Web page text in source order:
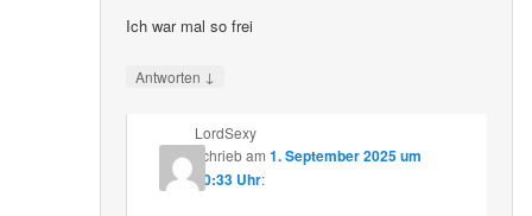
Ich war mal so frei
Antworten ↓
LordSexy
schriebam 1. September 2025 um
10:33 Uhr: